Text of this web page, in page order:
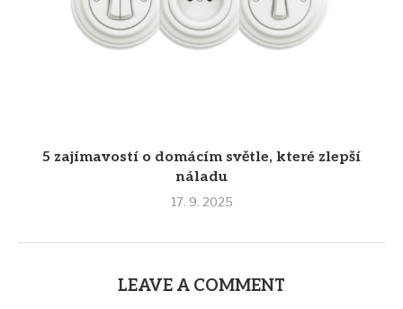
5 zajímavostí o domácím světle, které zlepší
náladu
17. 9. 2025
LEAVE A COMMENT